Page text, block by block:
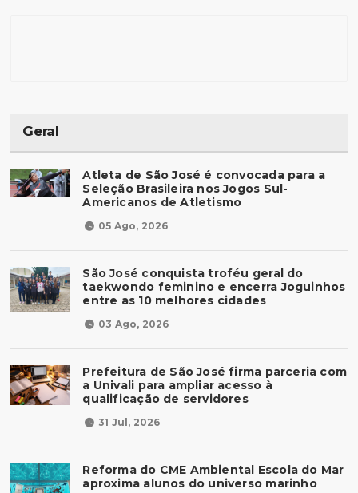
Geral
Atleta de São José é convocada para a
Seleção Brasileira nos Jogos Sul-
Americanos de Atletismo
05 Ago, 2026
São José conquista troféu geral do
taekwondo feminino e encerra Joguinhos
entre as 10 melhores cidades
03 Ago, 2026
Prefeitura de São José firma parceria com
a Univali para ampliar acesso à
qualificação de servidores
31 Jul, 2026
Reforma do CME Ambiental Escola do Mar
aproxima alunos do universo marinho